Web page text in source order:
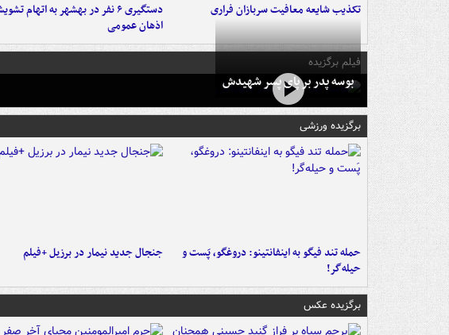
تکذیب شایعه معافیت سربازان فراری
دستگیری ۶ نفر در بهشهر به اتهام
اذهان عمومی
فیلم برگزیده
بوسه‌ پدر بر پای پسر شهیدش
برگزیده ورزشی
حمله تند فیگو به اینفانتینو: دروغگو، پَست‌ و
حیله‌گر!
جنجال جدید نیمار در برزیل +فیلم
برگزیده عکس